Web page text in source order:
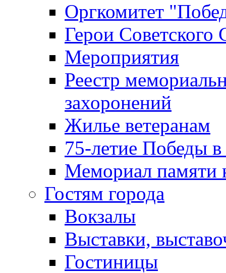
Оргкомитет
Герои Советского
Мероприятия
Реестр
захоронений
Жилье ветеранам
75-летие Победы
Мемориал памяти
Гостям города
Вокзалы
Выставки,
Гостиницы